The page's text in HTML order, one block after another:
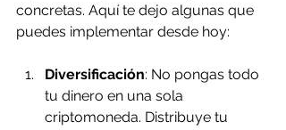
concretas. Aquí te dejo algunas que
puedes implementar desde hoy:
Diversificación: No pongas todo
tu dinero en una sola
criptomoneda. Distribuye tu